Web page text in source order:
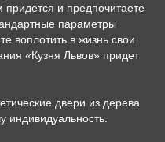
придется и предпочитаете
параметры
воплотить в жизнь свои
«Кузня Львов» придет
двери из дерева
индивидуальность.